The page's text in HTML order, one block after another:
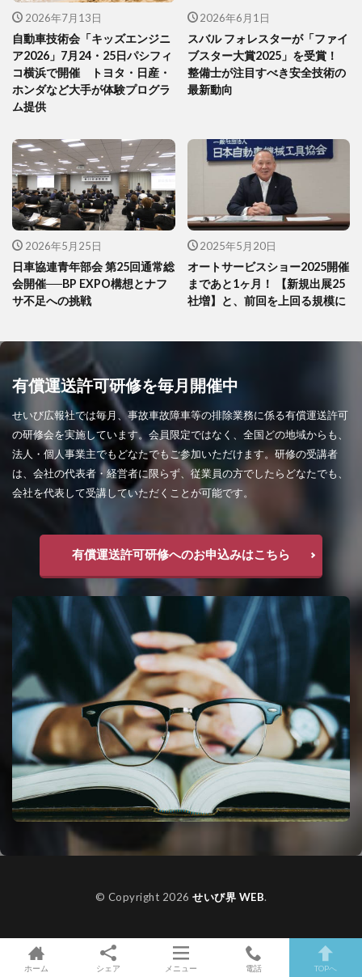
2026年7月13日
自動車技術会「キッズエンジニ
ア2026」7月24・25日パシフィ
コ横浜で開催 トヨタ・日産・
ホンダなど大手が体験プログラ
ム提供
2026年6月1日
スバル フォレスターが「ファイ
ブスター大賞2025」を受賞！
整備士が注目すべき安全技術の
最新動向
2026年5月25日
日車協連青年部会 第25回通常総
会開催──BP EXPO構想とナフ
サ不足への挑戦
2025年5月20日
オートサービスショー2025開催
まであと1ヶ月！ 【新規出展25
社増】と、前回を上回る規模に
有償運送許可研修を毎月開催中
せいび広報社では毎月、事故車故障車等の排除業務に係る有償運送許可
の研修会を実施しています。会員限定ではなく、全国どの地域からも、
法人・個人事業主でもどなたでもご参加いただけます。研修の受講者
は、会社の代表者・経営者に限らず、従業員の方でしたらどなたでも、
会社を代表して受講していただくことが可能です。
有償運送許可研修へのお申込みはこちら
© Copyright 2026 せいび界 WEB.
ホーム シェア メニュー 電話 TOPへ